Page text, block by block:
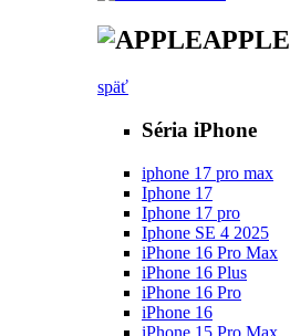
APPLE
späť
Séria iPhone
iphone 17 pro max
Iphone 17
Iphone 17 pro
Iphone SE 4 2025
iPhone 16 Pro Max
iPhone 16 Plus
iPhone 16 Pro
iPhone 16
iPhone 15 Pro Max